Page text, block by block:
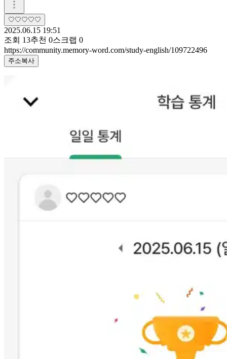
♡♡♡♡♡
2025.06.15 19:51
조회 13추천 0스크랩 0
https://community.memory-word.com/study-english/109722496
주소복사